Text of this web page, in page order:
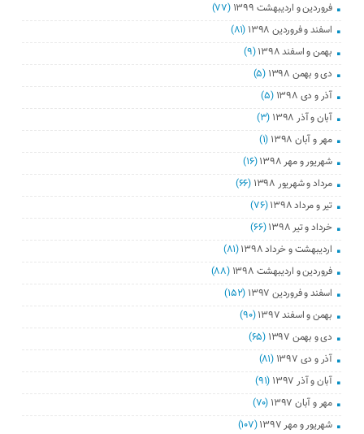
فروردین و اردیبهشت ۱۳۹۹
(۷۷)
اسفند و فروردین ۱۳۹۸
(۸۱)
بهمن و اسفند ۱۳۹۸
(۹)
دی و بهمن ۱۳۹۸
(۵)
آذر و دی ۱۳۹۸
(۵)
آبان و آذر ۱۳۹۸
(۳)
مهر و آبان ۱۳۹۸
(۱)
شهریور و مهر ۱۳۹۸
(۱۶)
مرداد و شهریور ۱۳۹۸
(۶۶)
تیر و مرداد ۱۳۹۸
(۷۶)
خرداد و تیر ۱۳۹۸
(۶۶)
اردیبهشت و خرداد ۱۳۹۸
(۸۱)
فروردین و اردیبهشت ۱۳۹۸
(۸۸)
اسفند و فروردین ۱۳۹۷
(۱۵۲)
بهمن و اسفند ۱۳۹۷
(۹۰)
دی و بهمن ۱۳۹۷
(۶۵)
آذر و دی ۱۳۹۷
(۸۱)
آبان و آذر ۱۳۹۷
(۹۱)
مهر و آبان ۱۳۹۷
(۷۰)
شهریور و مهر ۱۳۹۷
(۱۰۷)